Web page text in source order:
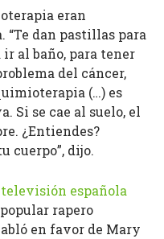
eran
“Te dan pastillas para
al baño, para tener
del cáncer,
(…) es
Si se cae al suelo, el
¿Entiendes?
cuerpo”, dijo.
española
rapero
en favor de Mary